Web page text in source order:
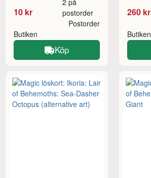
10 kr
2 på
postorder
Butiken
Postorder
Köp
260 kr
Butiken